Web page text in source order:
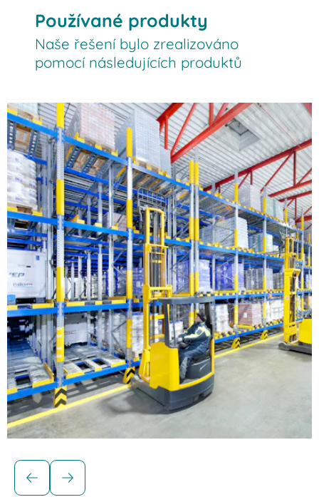
Používané produkty
Naše řešení bylo zrealizováno
pomocí následujících produktů
Řešení pro paletizované náklady